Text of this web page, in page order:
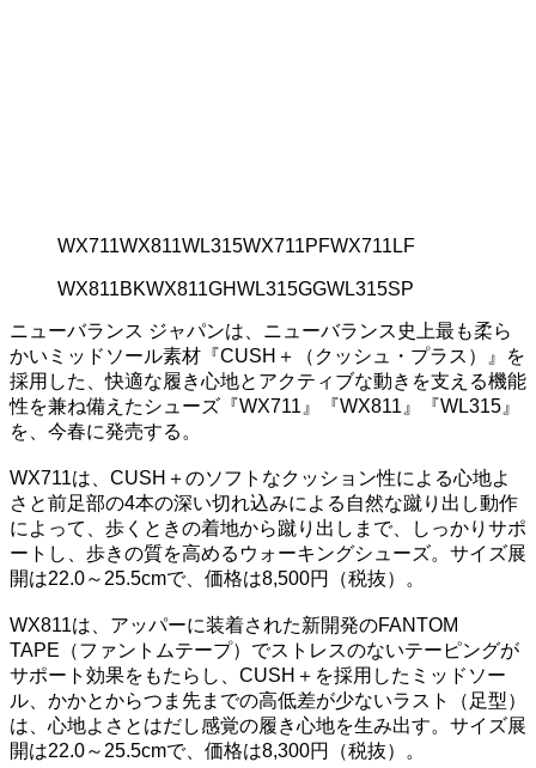
WX711WX811WL315WX711PFWX711LF
WX811BKWX811GHWL315GGWL315SP
ニューバランス ジャパンは、ニューバランス史上最も柔ら
かいミッドソール素材『CUSH＋（クッシュ・プラス）』を
採用した、快適な履き心地とアクティブな動きを支える機能
性を兼ね備えたシューズ『WX711』『WX811』『WL315』
を、今春に発売する。
WX711は、CUSH＋のソフトなクッション性による心地よ
さと前足部の4本の深い切れ込みによる自然な蹴り出し動作
によって、歩くときの着地から蹴り出しまで、しっかりサポ
ートし、歩きの質を高めるウォーキングシューズ。サイズ展
開は22.0～25.5cmで、価格は8,500円（税抜）。
WX811は、アッパーに装着された新開発のFANTOM
TAPE（ファントムテープ）でストレスのないテーピングが
サポート効果をもたらし、CUSH＋を採用したミッドソー
ル、かかとからつま先までの高低差が少ないラスト（足型）
は、心地よさとはだし感覚の履き心地を生み出す。サイズ展
開は22.0～25.5cmで、価格は8,300円（税抜）。